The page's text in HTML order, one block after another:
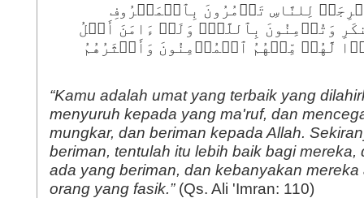
لِلنَّاسِ تَأۡمُرُونَ بِٱلۡمَعۡرُوفِ
وَتُؤۡمِنُونَ بِٱللَّهِۗ وَلَوۡ ءَامَنَ أَهۡلُ
لَّهُمۚ مِّنۡهُمُ ٱلۡمُؤۡمِنُونَ وَأَكۡثَرُهُمُ
“Kamu adalah umat yang terbaik yang
menyuruh kepada yang ma'ruf, dan
mungkar, dan beriman kepada Allah.
beriman, tentulah itu lebih baik bagi mereka,
ada yang beriman, dan kebanyakan mereka
orang yang fasik.” (Qs. Ali 'Imran: 110)